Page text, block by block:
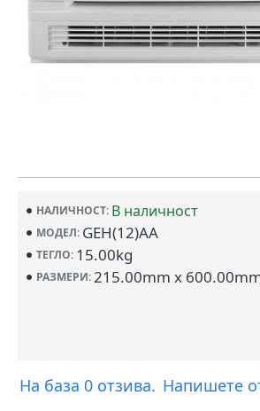
НАЛИЧНОСТ: В наличност
МОДЕЛ: GEH(12)AA
ТЕГЛО: 15.00kg
РАЗМЕРИ:215.00mm x
На база 0 отзива. Напишете